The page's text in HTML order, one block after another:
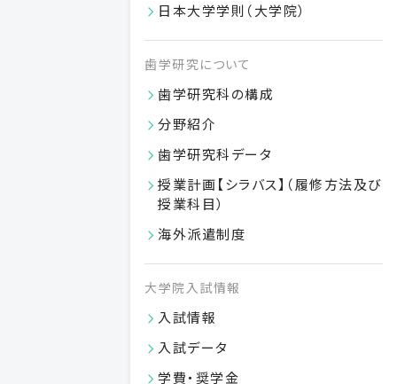
日本大学学則（大学院）
歯学研究について
歯学研究科の構成
分野紹介
歯学研究科データ
授業計画【シラバス】（履修方法及び
授業科目）
海外派遣制度
大学院入試情報
入試情報
入試データ
学費・奨学金
総合歯学研究所
卒業生の方 研究者の方
日本大学歯学部
〒101-8310 東京都千代田区神田駿河台 1-8-13